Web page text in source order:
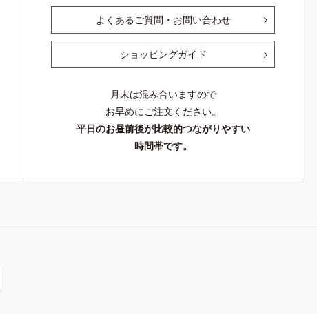
よくあるご質問・お問い合わせ
ショッピングガイド
月末は混み合いますので
お早めにご注文ください。
平日のお昼前後が比較的つながりやすい
時間帯です。